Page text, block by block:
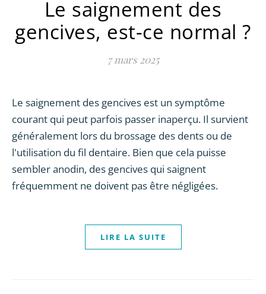
Le saignement des
gencives, est-ce normal ?
7 mars 2025
Le saignement des gencives est un symptôme
courant qui peut parfois passer inaperçu. Il survient
généralement lors du brossage des dents ou de
l'utilisation du fil dentaire. Bien que cela puisse
sembler anodin, des gencives qui saignent
fréquemment ne doivent pas être négligées.
LIRE LA SUITE